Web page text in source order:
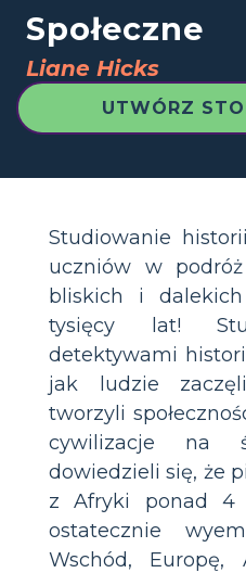
Społeczne
Liane Hicks
UTWÓRZ
Studiowanie
uczniów w
bliskich i
tysięcy lat!
detektywami
jak ludzie
tworzyli
cywilizacje na
dowiedzieli się, że
z Afryki ponad
ostatecznie
Wschód, Europę,